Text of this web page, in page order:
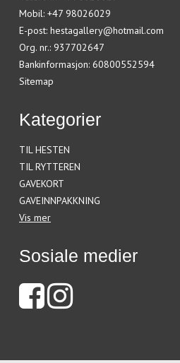
Mobil: +47 98026029
E-post: hestagallery@hotmail.com
Org. nr.: 937702647
Bankinformasjon: 60800552594
Sitemap
Kategorier
TIL HESTEN
TIL RYTTEREN
GAVEKORT
GAVEINNPAKKNING
Vis mer
Sosiale medier